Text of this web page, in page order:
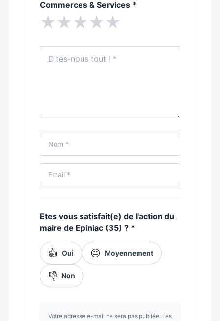
Commerces & Services *
★★★★★
Etes vous satisfait(e) de l'action du
maire de Epiniac (35) ? *
👍 Oui 😐 Moyennement
👎 Non
Votre adresse e-mail ne sera pas publiée. Les